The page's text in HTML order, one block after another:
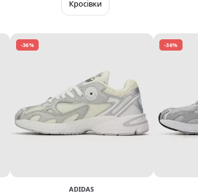
Кросівки
-36%
ADIDAS
-36%